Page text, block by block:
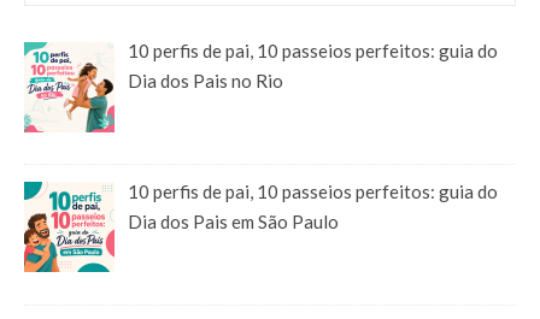
10 perfis de pai, 10 passeios perfeitos: guia do
Dia dos Pais no Rio
10 perfis de pai, 10 passeios perfeitos: guia do
Dia dos Pais em São Paulo